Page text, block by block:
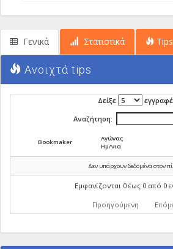
Γενικά Στατιστικά Tips
Ανοιχτά tips
Δείξε
Αναζήτηση:
Bookmaker
Αγώνας
Ημ/νια
Δεν υπάρχουν δεδομένα στον
Εμφανίζονται 0 έως 0 από 0
Προηγούμενη